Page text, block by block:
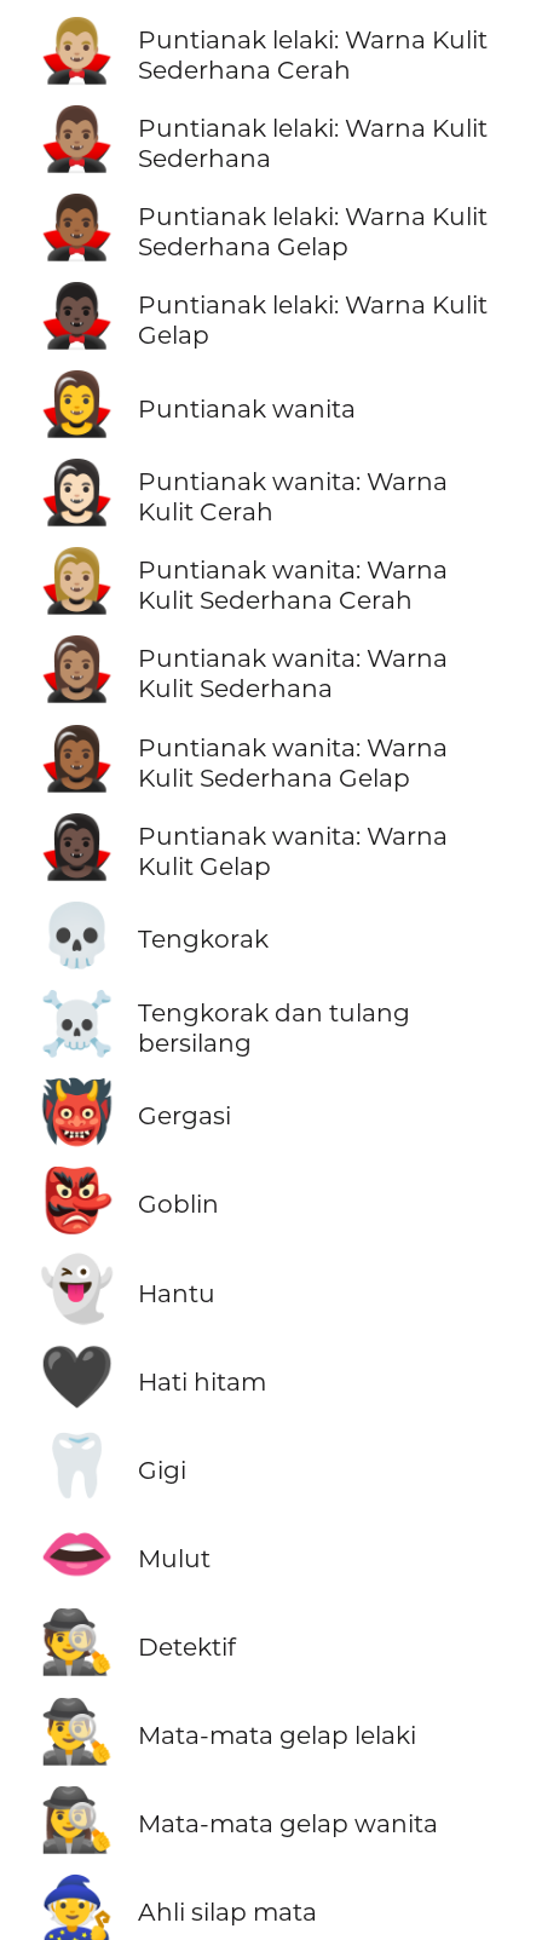
🧛🏼‍♂️
Puntianak lelaki: Warna Kulit
Sederhana Cerah
🧛🏽‍♂️
Puntianak lelaki: Warna Kulit
Sederhana
🧛🏾‍♂️
Puntianak lelaki: Warna Kulit
Sederhana Gelap
🧛🏿‍♂️
Puntianak lelaki: Warna Kulit
Gelap
🧛‍♀️ Puntianak wanita
🧛🏻‍♀️
Puntianak wanita: Warna
Kulit Cerah
🧛🏼‍♀️
Puntianak wanita: Warna
Kulit Sederhana Cerah
🧛🏽‍♀️
Puntianak wanita: Warna
Kulit Sederhana
🧛🏾‍♀️
Puntianak wanita: Warna
Kulit Sederhana Gelap
🧛🏿‍♀️
Puntianak wanita: Warna
Kulit Gelap
💀 Tengkorak
☠️
Tengkorak dan tulang
bersilang
👹 Gergasi
👺 Goblin
👻 Hantu
🖤 Hati hitam
🦷 Gigi
👄 Mulut
🕵️ Detektif
🕵️‍♂️ Mata-mata gelap lelaki
🕵️‍♀️ Mata-mata gelap wanita
🧙 Ahli silap mata